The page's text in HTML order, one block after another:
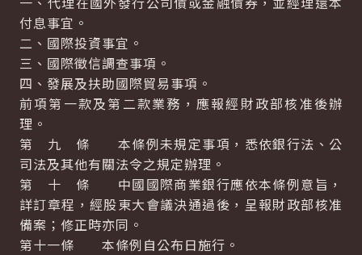
付息事宜。
二、國際投資事宜。
三、國際徵信調查事項。
四、發展及扶助國際貿易事項。
前項第一款及第二款業務，應報經財政部核准後辦
理。
第 九 條 本條例未規定事項，悉依銀行法、公
司法及其他有關法令之規定辦理。
第 十 條 中國國際商業銀行應依本條例意旨，
詳訂章程，經股東大會議決通過後，呈報財政部核准
備案；修正時亦同。
第十一條 本條例自公布日施行。